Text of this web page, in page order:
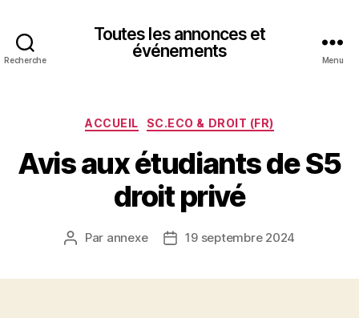
Recherche
Toutes les annonces et
événements
Menu
Catégories
ACCUEIL SC.ECO & DROIT (FR)
Avis aux étudiants de S5
droit privé
Auteur
Par annexe
Date19 septembre 2024